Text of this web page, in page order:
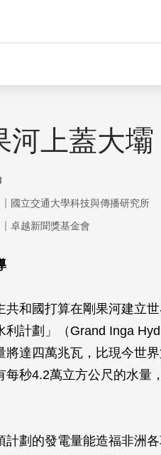
河上蓋大壩
｜ 國立交通大學科技與傳播研究所
｜ 卓越新聞獎基金會
共和國打算在剛果河建立
利計劃」（Grand Inga
將達四萬兆瓦，比現今世
每秒4.2萬立方公尺的水量
計劃的發電量能造福非洲